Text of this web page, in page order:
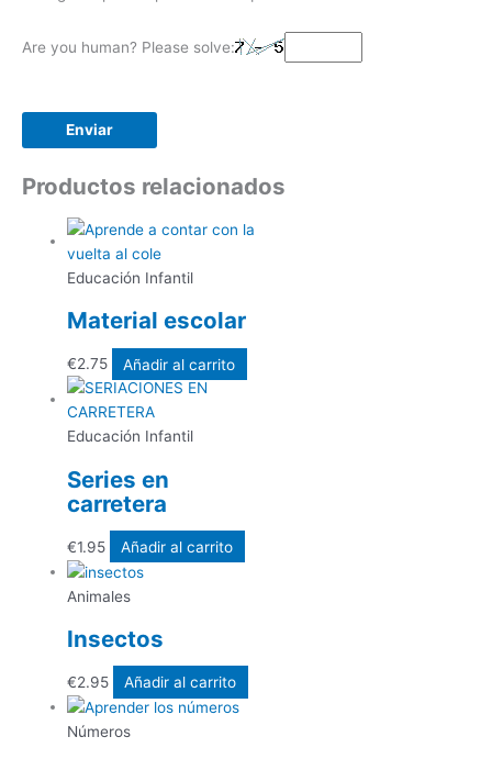
Are you human? Please solve:
Productos relacionados
Educación Infantil
Material escolar
€2.75 Añadir al carrito
Educación Infantil
Series en
carretera
€1.95 Añadir al carrito
Animales
Insectos
€2.95 Añadir al carrito
Números